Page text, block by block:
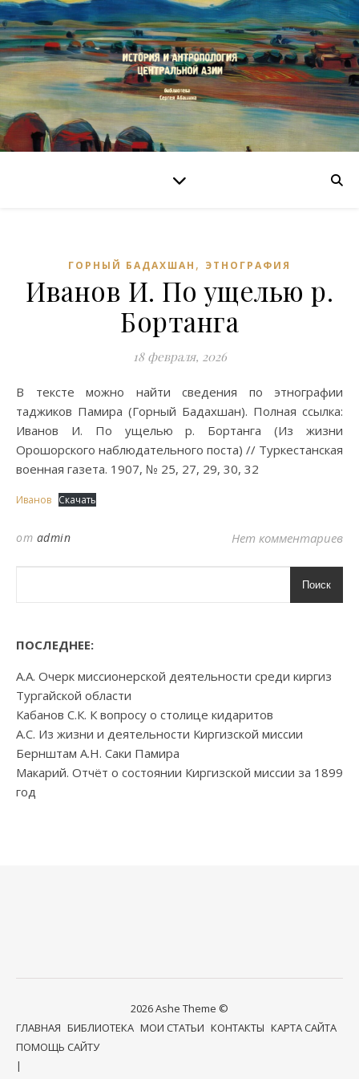
ГОРНЫЙ БАДАХШАН , ЭТНОГРАФИЯ
Иванов И. По ущелью р.
Бортанга
18 февраля, 2026
В тексте можно найти сведения по этнографии
таджиков Памира (Горный Бадахшан). Полная ссылка:
Иванов И. По ущелью р. Бортанга (Из жизни
Орошорского наблюдательного поста) // Туркестанская
военная газета. 1907, № 25, 27, 29, 30, 32
Иванов Скачать
от admin Нет комментариев
Поиск
ПОСЛЕДНЕЕ:
А.А. Очерк миссионерской деятельности среди киргиз
Тургайской области
Кабанов С.К. К вопросу о столице кидаритов
А.С. Из жизни и деятельности Киргизской миссии
Бернштам А.Н. Саки Памира
Макарий. Отчёт о состоянии Киргизской миссии за 1899
год
2026 Ashe Theme ©
ГЛАВНАЯ БИБЛИОТЕКА МОИ СТАТЬИ КОНТАКТЫ КАРТА САЙТА
ПОМОЩЬ САЙТУ